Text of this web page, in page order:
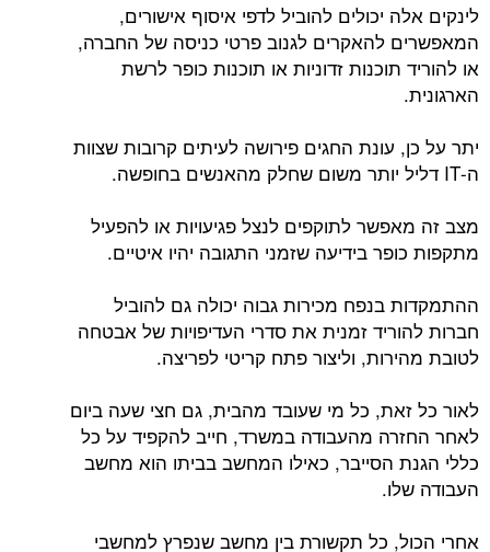
לינקים אלה יכולים להוביל לדפי איסוף אישורים,
המאפשרים להאקרים לגנוב פרטי כניסה של החברה,
או להוריד תוכנות זדוניות או תוכנות כופר לרשת
הארגונית.
יתר על כן, עונת החגים פירושה לעיתים קרובות שצוות
ה-IT דליל יותר משום שחלק מהאנשים בחופשה.
מצב זה מאפשר לתוקפים לנצל פגיעויות או להפעיל
מתקפות כופר בידיעה שזמני התגובה יהיו איטיים.
ההתמקדות בנפח מכירות גבוה יכולה גם להוביל
חברות להוריד זמנית את סדרי העדיפויות של אבטחה
לטובת מהירות, וליצור פתח קריטי לפריצה.
לאור כל זאת, כל מי שעובד מהבית, גם חצי שעה ביום
לאחר החזרה מהעבודה במשרד, חייב להקפיד על כל
כללי הגנת הסייבר, כאילו המחשב בביתו הוא מחשב
העבודה שלו.
אחרי הכול, כל תקשורת בין מחשב שנפרץ למחשבי